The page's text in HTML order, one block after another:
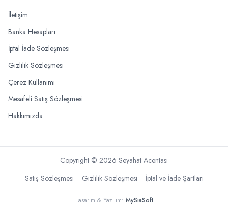
İletişim
Banka Hesapları
İptal İade Sözleşmesi
Gizlilik Sözleşmesi
Çerez Kullanımı
Mesafeli Satış Sözleşmesi
Hakkımızda
Copyright © 2026 Seyahat Acentası
Satış Sözleşmesi
Gizlilik Sözleşmesi İptal ve İade Şartları
Tasarım & Yazılım: MySiaSoft